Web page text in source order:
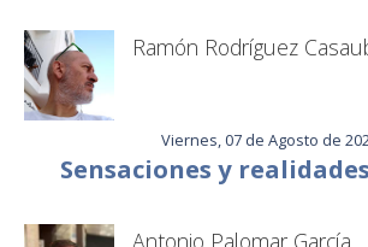
Ramón Rodríguez
Viernes, 07 de Agosto de
Sensaciones y
Antonio Palomar García